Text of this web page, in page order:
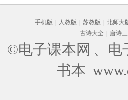
手机版 人教版 苏教版 北师大
古诗大全
唐诗
©电子课本网 、电
书本